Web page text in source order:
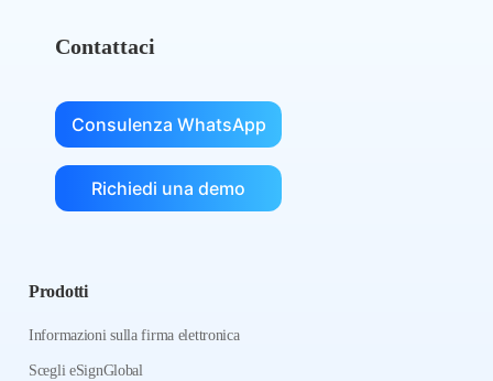
Contattaci
Consulenza WhatsApp
Richiedi una demo
Prodotti
Informazioni sulla firma elettronica
Scegli eSignGlobal